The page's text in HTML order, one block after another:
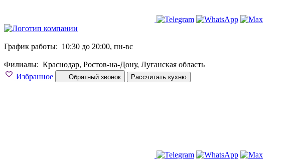
График работы: 10:30 до 20:00, пн-вс
Филиалы: Краснодар, Ростов-на-Дону, Луганская область
Избранное
Обратный звонок Рассчитать кухню